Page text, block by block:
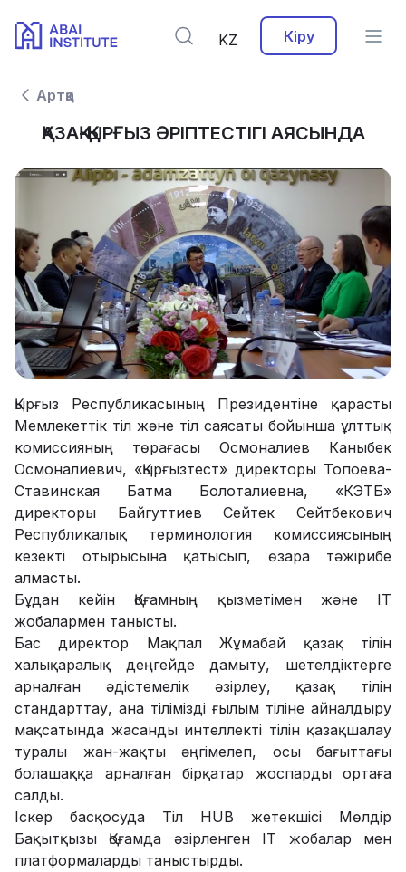
KZ Кіру
Артқа
ҚАЗАҚ-ҚЫРҒЫЗ ӘРІПТЕСТІГІ АЯСЫНДА
Қырғыз Республикасының Президентіне қарасты
Мемлекеттік тіл және тіл саясаты бойынша ұлттық
комиссияның төрағасы Осмоналиев Каныбек
Осмоналиевич, «Қырғызтест» директоры Топоева-
Ставинская Батма Болоталиевна, «КЭТБ»
директоры Байгуттиев Сейтек Сейтбекович
Республикалық терминология комиссиясының
кезекті отырысына қатысып, өзара тәжірибе
алмасты.
Бұдан кейін Қоғамның қызметімен және IT
жобалармен танысты.
Бас директор Мақпал Жұмабай қазақ тілін
халықаралық деңгейде дамыту, шетелдіктерге
арналған әдістемелік әзірлеу, қазақ тілін
стандарттау, ана тілімізді ғылым тіліне айналдыру
мақсатында жасанды интеллекті тілін қазақшалау
туралы жан-жақты әңгімелеп, осы бағыттағы
болашаққа арналған бірқатар жоспарды ортаға
салды.
Іскер басқосуда Тіл HUB жетекшісі Мөлдір
Бақытқызы Қоғамда әзірленген IT жобалар мен
платформаларды таныстырды.